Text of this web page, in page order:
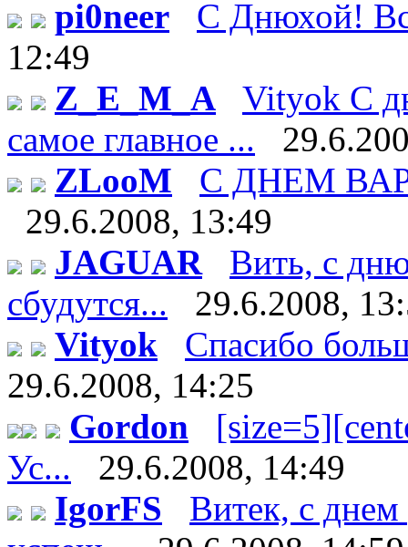
pi0neer
С Днюхой!
12:49
Z_E_M_A
Vityok С
самое главное ...
ZLooM
С ДНЕМ
29.6.2008, 13:49
JAGUAR
Вить, с
сбудутся...
29.6.2008,
Vityok
Спасибо
29.6.2008, 14:25
Gordon
Ус...
29.6.2008, 14:49
IgorFS
Витек, с